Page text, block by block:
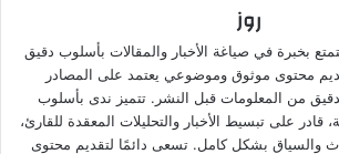
روز
بخبرة في صياغة الأخبار والمقالات بأسلوب دقيق
محتوى موثوق وموضوعي يعتمد على المصادر
من المعلومات قبل النشر. تتميز ندى بأسلوب
على تبسيط الأخبار والتحليلات المعقدة للقارئ،
والسياق بشكل كامل. تسعى دائمًا لتقديم محتوى